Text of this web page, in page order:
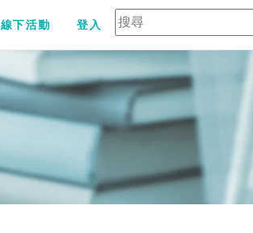
線下活動 登入